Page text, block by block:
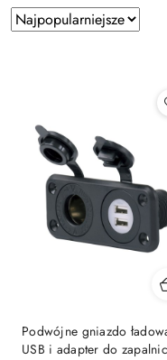
Zastosowano
sortowanie:
Sortuj
według
Podwójne gniazdo
USB i adapter do